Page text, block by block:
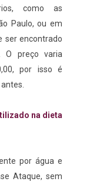
como as
Paulo, ou em
ser encontrado
O preço varia
por isso é
na dieta
por água e
Ataque, sem